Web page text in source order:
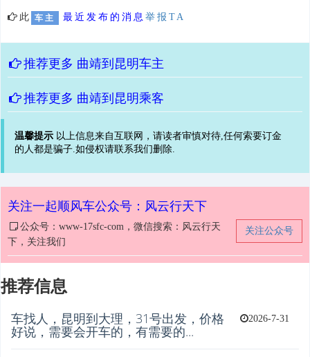
此 车主 最近发布的消息 举报TA
推荐更多 曲靖到昆明车主
推荐更多 曲靖到昆明乘客
温馨提示 以上信息来自互联网，请读者审慎对待,任何索要订金
的人都是骗子.如侵权请联系我们删除.
关注一起顺风车公众号：风云行天下
关注公众号
公众号：www-17sfc-com，微信搜索：风云行天
下，关注我们
推荐信息
2026-7-31
车找人，昆明到大理，31号出发，价格
好说，需要会开车的，有需要的...